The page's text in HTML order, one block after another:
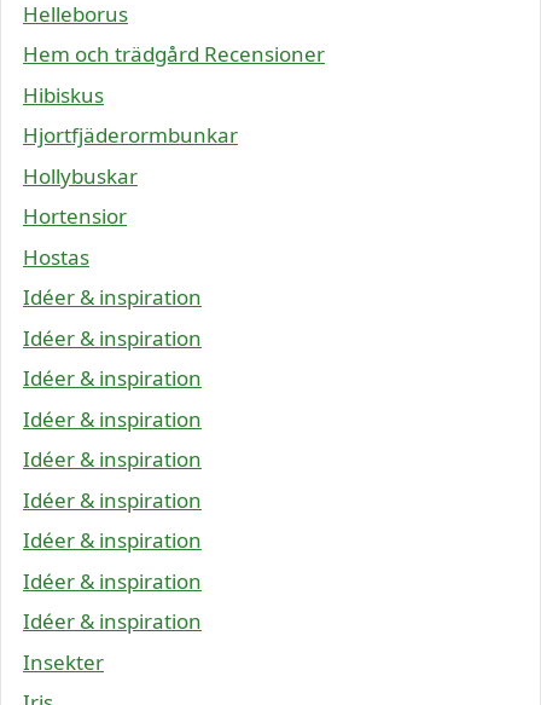
Helleborus
Hem och trädgård Recensioner
Hibiskus
Hjortfjäderormbunkar
Hollybuskar
Hortensior
Hostas
Idéer & inspiration
Idéer & inspiration
Idéer & inspiration
Idéer & inspiration
Idéer & inspiration
Idéer & inspiration
Idéer & inspiration
Idéer & inspiration
Idéer & inspiration
Insekter